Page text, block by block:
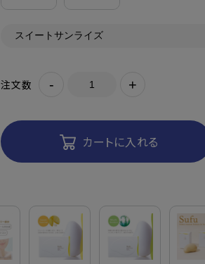
注文数 - +
カートに入れる